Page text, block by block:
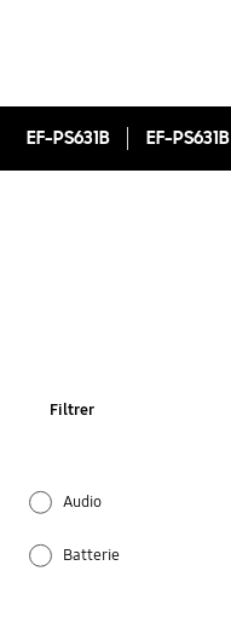
EF-PS631B EF-PS631B
Filtrer
Audio
Batterie